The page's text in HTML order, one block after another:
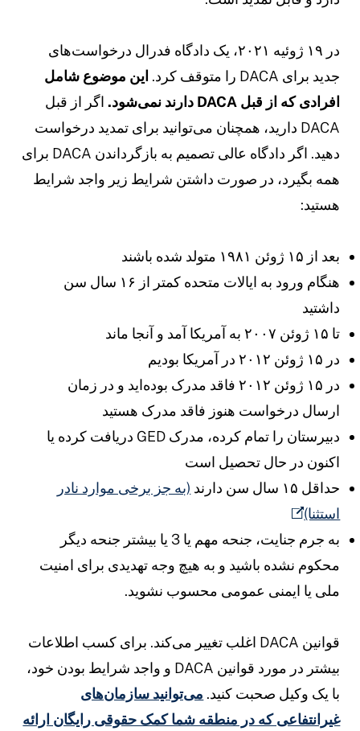
در ۱۹ ژوئیه ۲۰۲۱، یک دادگاه فدرال درخواست‌های
جدید برای DACA را متوقف کرد.
این موضوع شامل
افرادی که از قبل DACA دارند نمی‌شود.
اگر از قبل
DACA دارید، همچنان می‌توانید برای تمدید درخواست
دهید. اگر دادگاه عالی تصمیم به بازگرداندن DACA برای
همه بگیرد، در صورت داشتن شرایط زیر واجد شرایط
هستید:
بعد از ۱۵ ژوئن ۱۹۸۱ متولد شده باشند
هنگام ورود به ایالات متحده کمتر از ۱۶ سال سن
داشتید
تا ۱۵ ژوئن ۲۰۰۷ به آمریکا آمد و آنجا ماند
در ۱۵ ژوئن ۲۰۱۲ در آمریکا بودیم
در ۱۵ ژوئن ۲۰۱۲ فاقد مدرک بوده‌اید و در زمان
ارسال درخواست هنوز فاقد مدرک هستید
دبیرستان را تمام کرده، مدرک GED دریافت کرده یا
اکنون در حال تحصیل است
حداقل ۱۵ سال سن دارند
(به جز برخی موارد نادر
استثنا)
به جرم جنایت، جنحه مهم یا 3 یا بیشتر جنحه دیگر
محکوم نشده باشید و به هیچ وجه تهدیدی برای امنیت
ملی یا ایمنی عمومی محسوب نشوید.
قوانین DACA اغلب تغییر می‌کند. برای کسب اطلاعات
بیشتر در مورد قوانین DACA و واجد شرایط بودن خود،
با یک وکیل صحبت کنید.می‌توانید سازمان‌های
غیرانتفاعی که در منطقه شما کمک حقوقی رایگان ارائه